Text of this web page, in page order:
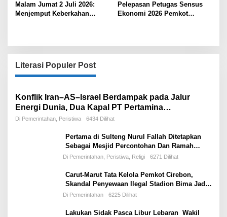
HAK PUBLIK?
Malam Jumat 2 Juli 2026:
Menjemput Keberkahan
Pelepasan Petugas Sensus
Ekonomi 2026 Pemkot
Literasi Populer Post
Konflik Iran–AS–Israel Berdampak pada Jalur
Energi Dunia, Dua Kapal PT Pertamina
International Shipping Tertahan di Selat Hormuz
Di Pemerintahan, Peristiwa 6434 Dilihat
Pertama di Sulteng Nurul Fallah Ditetapkan
Sebagai Mesjid Percontohan Dan Ramah
Musafir.
Di Pemerintahan, Peristiwa, Religi 6271 Dilihat
Carut-Marut Tata Kelola Pemkot Cirebon,
Skandal Penyewaan Ilegal Stadion Bima Jadi
Ujian Perdana Wali Kota Effendi Edo
Di Pemerintahan 6225 Dilihat
Lakukan Sidak Pasca Libur Lebaran Wakil